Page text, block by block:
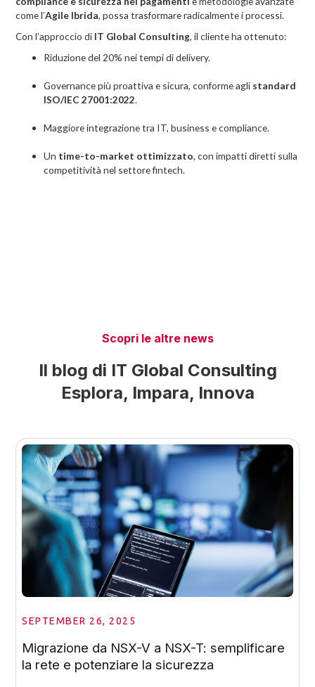
come l’Agile Ibrida, possa trasformare radicalmente i processi.
Con l’approccio di IT Global Consulting, il cliente ha ottenuto:
Riduzione del 20% nei tempi di delivery.
Governance più proattiva e sicura, conforme agli standard
ISO/IEC 27001:2022.
Maggiore integrazione tra IT, business e compliance.
Un time-to-market ottimizzato, con impatti diretti sulla
competitività nel settore fintech.
Scopri le altre news
Il blog di IT Global Consulting
Esplora, Impara, Innova
SEPTEMBER 26, 2025
Migrazione da NSX-V a NSX-T: semplificare
la rete e potenziare la sicurezza